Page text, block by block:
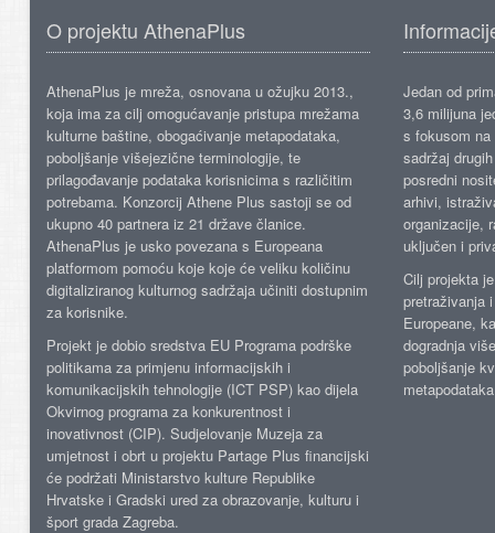
O projektu AthenaPlus
AthenaPlus je mreža, osnovana u ožujku 2013.,
koja ima za cilj omogućavanje pristupa mrežama
kulturne baštine, obogaćivanje metapodataka,
poboljšanje višejezične terminologije, te
prilagođavanje podataka korisnicima s različitim
potrebama. Konzorcij Athene Plus sastoji se od
ukupno 40 partnera iz 21 države članice.
AthenaPlus je usko povezana s Europeana
platformom pomoću koje koje će veliku količinu
digitaliziranog kulturnog sadržaja učiniti dostupnim
za korisnike.
Projekt je dobio sredstva EU Programa podrške
politikama za primjenu informacijskih i
komunikacijskih tehnologije (ICT PSP) kao dijela
Okvirnog programa za konkurentnost i
inovativnost (CIP). Sudjelovanje Muzeja za
umjetnost i obrt u projektu Partage Plus financijski
će podržati Ministarstvo kulture Republike
Hrvatske i Gradski ured za obrazovanje, kulturu i
šport grada Zagreba.
Jedan od
3,6 milijuna
s fokusom
sadržaj
posredni
arhivi,
organizacije,
uključen i
Cilj projekta
pretraživanja
Europeane,
dogradnja
poboljšanje